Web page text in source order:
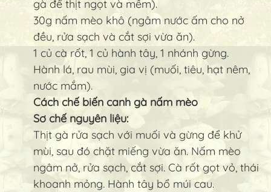
gà để thịt ngọt và mềm).
30g nấm mèo khô (ngâm nước ấm cho nở
đều, rửa sạch và cắt sợi vừa ăn).
1 củ cà rốt, 1 củ hành tây, 1 nhánh gừng.
Hành lá, rau mùi, gia vị (muối, tiêu, hạt nêm,
nước mắm).
Cách chế biến canh gà nấm mèo
Sơ chế nguyên liệu:
Thịt gà rửa sạch với muối và gừng để khử
mùi, sau đó chặt miếng vừa ăn. Nấm mèo
ngâm nở, rửa sạch, cắt sợi. Cà rốt gọt vỏ, thái
khoanh mỏng. Hành tây bổ múi cau.